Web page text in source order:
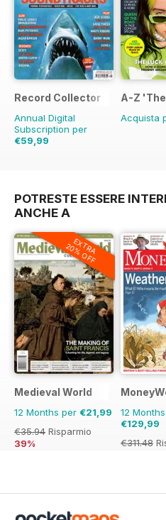
Record Collector
Annual Digital
Subscription per
€59,99
A-Z
Acquista
POTRESTE ESSERE
ANCHE A
EXTRA
20% OFF
Medieval World
12 Months per €21,99
€35.94 Risparmio
39%
12
€129,99
€311.48